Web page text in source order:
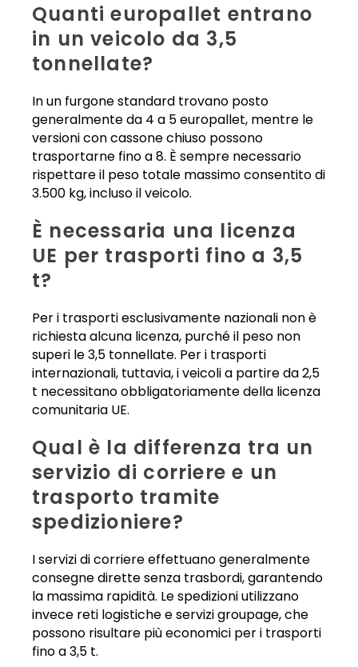
Quanti europallet entrano
in un veicolo da 3,5
tonnellate?
In un furgone standard trovano posto
generalmente da 4 a 5 europallet, mentre le
versioni con cassone chiuso possono
trasportarne fino a 8. È sempre necessario
rispettare il peso totale massimo consentito di
3.500 kg, incluso il veicolo.
È necessaria una licenza
UE per trasporti fino a 3,5
t?
Per i trasporti esclusivamente nazionali non è
richiesta alcuna licenza, purché il peso non
superi le 3,5 tonnellate. Per i trasporti
internazionali, tuttavia, i veicoli a partire da 2,5
t necessitano obbligatoriamente della licenza
comunitaria UE.
Qual è la differenza tra un
servizio di corriere e un
trasporto tramite
spedizioniere?
I servizi di corriere effettuano generalmente
consegne dirette senza trasbordi, garantendo
la massima rapidità. Le spedizioni utilizzano
invece reti logistiche e servizi groupage, che
possono risultare più economici per i trasporti
fino a 3,5 t.